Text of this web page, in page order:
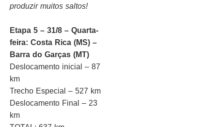
produzir muitos saltos!
Etapa 5 – 31/8 – Quarta-
feira: Costa Rica (MS) –
Barra do Garças (MT)
Deslocamento inicial – 87
km
Trecho Especial – 527 km
Deslocamento Final – 23
km